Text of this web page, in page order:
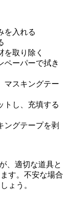
を入れる
取り除く
ペーパーで拭き
マスキングテー
トし、充填する
ングテープを剥
、適切な道具と
す。不安な場合
ょう。